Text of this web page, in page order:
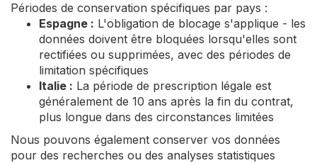
Périodes de conservation spécifiques par pays :
Espagne : L'obligation de blocage s'applique - les
données doivent être bloquées lorsqu'elles sont
rectifiées ou supprimées, avec des périodes de
limitation spécifiques
Italie : La période de prescription légale est
généralement de 10 ans après la fin du contrat,
plus longue dans des circonstances limitées
Nous pouvons également conserver vos données
pour des recherches ou des analyses statistiques